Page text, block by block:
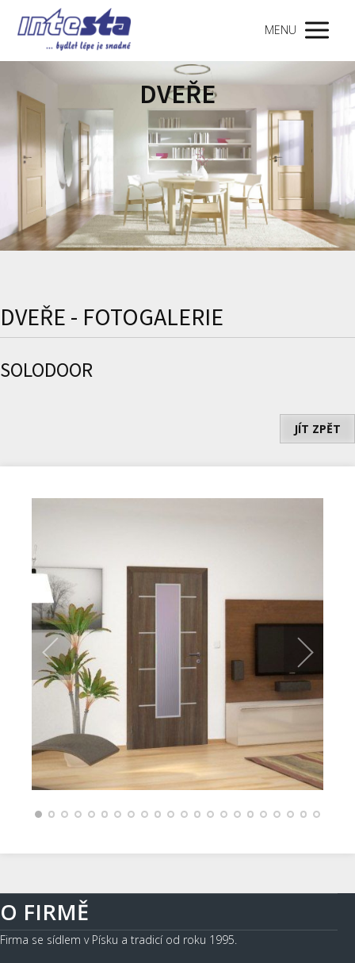
MENU
DVEŘE
DVEŘE - FOTOGALERIE
SOLODOOR
JÍT ZPĚT
O FIRMĚ
Firma se sídlem v Písku a tradicí od roku 1995.